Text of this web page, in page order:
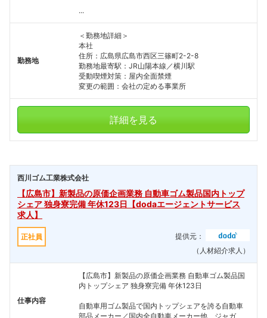
...
勤務地
＜勤務地詳細＞
本社
住所：広島県広島市西区三篠町2-2-8
勤務地最寄駅：JR山陽本線／横川駅
受動喫煙対策：屋内全面禁煙
変更の範囲：会社の定める事業所
詳細を見る
西川ゴム工業株式会社
【広島市】新製品の原価企画業務 自動車ゴム製品国内トップ
シェア 独身寮完備 年休123日【dodaエージェントサービス
求人】
正社員
提供元：
（人材紹介求人）
仕事内容
【広島市】新製品の原価企画業務 自動車ゴム製品国
内トップシェア 独身寮完備 年休123日
自動車用ゴム製品で国内トップシェアを誇る自動車
部品メーカー／国内全自動車メーカー他、ジャガ